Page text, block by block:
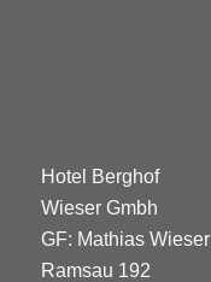
Hotel Berghof
Wieser Gmbh
GF: Mathias Wieser
Ramsau 192